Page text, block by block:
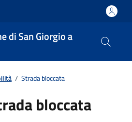
di San Giorgio a
/ Strada bloccata
bloccata